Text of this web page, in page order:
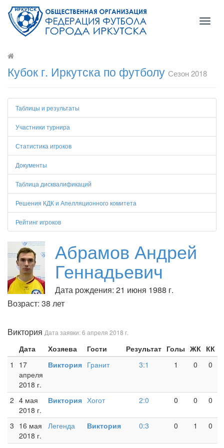
Кубок г. Иркутска по футболу Сезон 2018
Таблицы и результаты
Участники турнира
Статистика игроков
Документы
Таблица дисквалификаций
Решения КДК и Апелляционного комитета
Рейтинг игроков
Абрамов Андрей
Геннадьевич
Дата рождения: 21 июня 1988 г.
Возраст: 38 лет
Виктория Дата заявки: 6 апреля 2018 г.
Дата Хозяева Гости Результат Голы ЖК КК
1
17
апреля
2018 г.
Виктория Гранит 3:1 1 0 0
2 4 мая
2018 г.
Виктория Хогот 2:0 0 0 0
3 16 мая
2018 г.
Легенда Виктория 0:3 0 1 0